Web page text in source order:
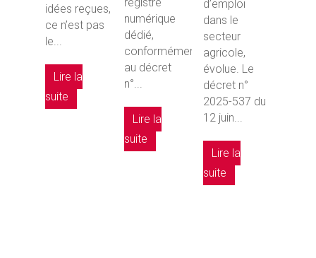
idées reçues,
ce n’est pas
le...
Lire la
suite
numérique
dédié,
conformément
au décret
n°...
Lire la
suite
d’emploi
dans le
secteur
agricole,
évolue. Le
décret n°
2025-537 du
12 juin...
Lire la
suite